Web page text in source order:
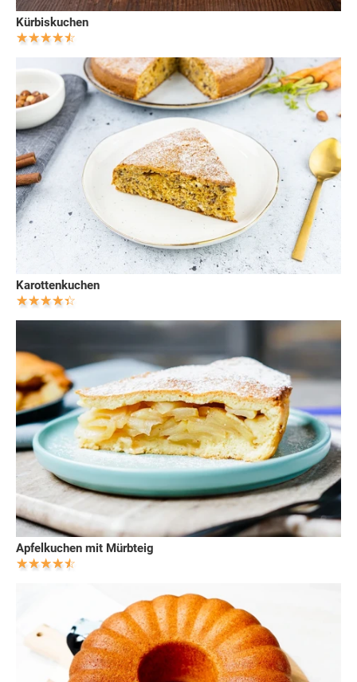
Kürbiskuchen
Karottenkuchen
Apfelkuchen mit Mürbteig